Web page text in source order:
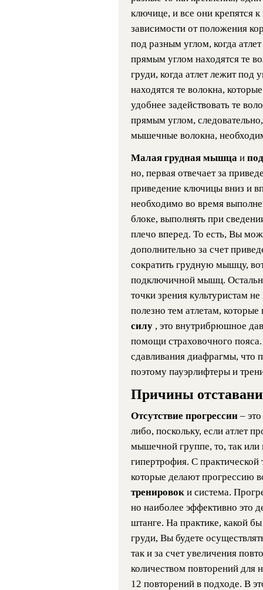
ключице, и все они крепятся
зависимости от положения
под разным углом, когда
прямым углом находятся те
груди, когда атлет лежит
находятся те волокна,
удобнее задействовать те
прямым углом,
мышечные волокна,
Малая грудная мышца и
но, первая отвечает за
приведение ключицы вниз и
необходимо во время
блоке, выполнять при
плечо вперед. То есть, Вы
дополнительно за счет
сократить грудную мышцу,
подключичной мышц.
точки зрения культуристам
полезно тем атлетам,
силу , это внутрибрюшное
помощи страховочного
сдавливания диафрагмы, что
поэтому пауэрлифтеры и
Причины
Отсутствие прогрессии –
либо, поскольку, если атлет
мышечной группе, то, так или
гипертрофия. С
которые делают прогрессию
тренировок и система.
но наиболее эффективно это
штанге. На практике, какой
груди, Вы будете
так и за счет увеличения
количеством повторений
12 повторений в подходе. В